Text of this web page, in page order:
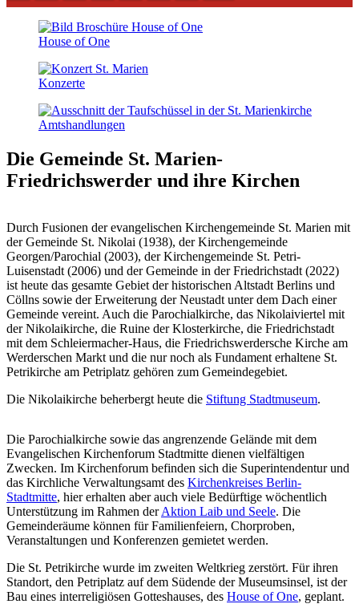
House of One
Konzerte
Amts­handlungen
Die Gemeinde St. Marien-
Friedrichswerder und ihre Kirchen
Durch Fusionen der evangelischen Kirchengemeinde St. Marien mit
der Gemeinde St. Nikolai (1938), der Kirchengemeinde
Georgen/Parochial (2003), der Kirchengemeinde St. Petri-
Luisenstadt (2006) und der Gemeinde in der Friedrichstadt (2022)
ist heute das gesamte Gebiet der historischen Altstadt Berlins und
Cöllns sowie der Erweiterung der Neustadt unter dem Dach einer
Gemeinde vereint. Auch die Parochialkirche, das Nikolaiviertel mit
der Nikolaikirche, die Ruine der Klosterkirche, die Friedrichstadt
mit dem Schleiermacher-Haus, die Friedrichswerdersche Kirche am
Werderschen Markt und die nur noch als Fundament erhaltene St.
Petrikirche am Petriplatz gehören zum Gemeindegebiet.
Die Nikolaikirche beherbergt heute die Stiftung Stadtmuseum.
Die Parochialkirche sowie das angrenzende Gelände mit dem
Evangelischen Kirchenforum Stadtmitte dienen vielfältigen
Zwecken. Im Kirchenforum befinden sich die Superintendentur und
das Kirchliche Verwaltungsamt des Kirchenkreises Berlin-
Stadtmitte, hier erhalten aber auch viele Bedürftige wöchentlich
Unterstützung im Rahmen derAktion Laib und Seele. Die
Gemeinderäume können für Familienfeiern, Chorproben,
Veranstaltungen und Konferenzen gemietet werden.
Die St. Petrikirche wurde im zweiten Weltkrieg zerstört. Für ihren
Standort, den Petriplatz auf dem Südende der Museumsinsel, ist der
Bau eines interreligiösen Gotteshauses, des House of One, geplant.